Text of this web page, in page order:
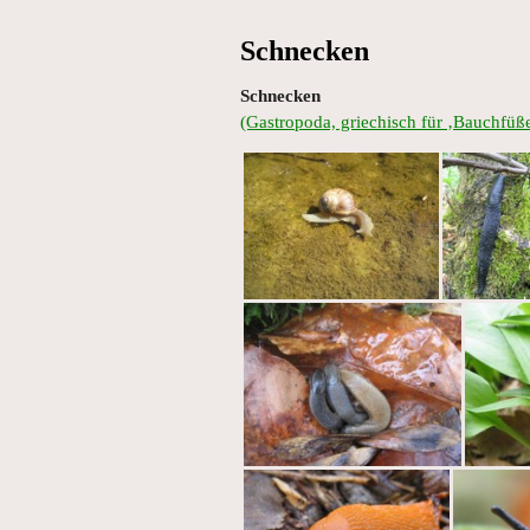
Schnecken
Schnecken
(Gastropoda, griechisch für